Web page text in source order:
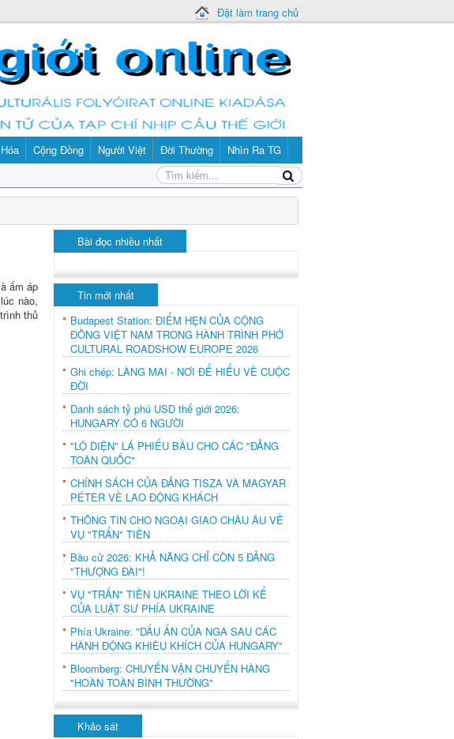
Đặt làm trang chủ
Cộng Đồng Người Việt Đời Thường Nhìn Ra TG
ấm áp
nào,
thủ
Bài đọc nhiều nhất
Tin mới nhất
Budapest Station: ĐIỂM HẸN CỦA CỘNG
ĐỒNG VIỆT NAM TRONG HÀNH TRÌNH PHỞ
CULTURAL ROADSHOW EUROPE 2026
Ghi chép: LÀNG MAI - NƠI ĐỂ HIỂU VỀ CUỘC
ĐỜI
Danh sách tỷ phú USD thế giới 2026:
HUNGARY CÓ 6 NGƯỜI
"LỘ DIỆN" LÁ PHIẾU BẦU CHO CÁC "ĐẢNG
TOÀN QUỐC"
CHÍNH SÁCH CỦA ĐẢNG TISZA VÀ MAGYAR
PÉTER VỀ LAO ĐỘNG KHÁCH
THÔNG TIN CHO NGOẠI GIAO CHÂU ÂU VỀ
VỤ "TRẤN" TIỀN
Bầu cử 2026: KHẢ NĂNG CHỈ CÒN 5 ĐẢNG
"THƯỢNG ĐÀI"!
VỤ "TRẤN" TIỀN UKRAINE THEO LỜI KỂ
CỦA LUẬT SƯ PHÍA UKRAINE
Phía Ukraine: "DẤU ẤN CỦA NGA SAU CÁC
HÀNH ĐỘNG KHIÊU KHÍCH CỦA HUNGARY"
Bloomberg: CHUYẾN VẬN CHUYỂN HÀNG
"HOÀN TOÀN BÌNH THƯỜNG"
Khảo sát